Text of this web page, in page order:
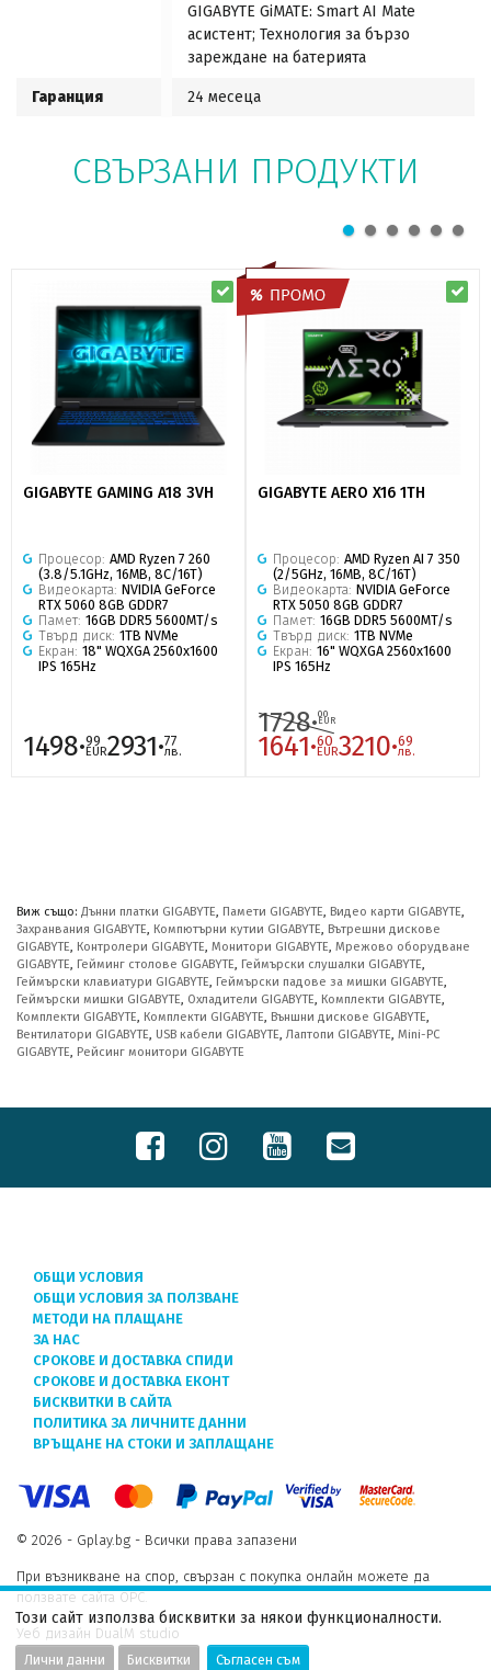
GIGABYTE GiMATE: Smart AI Mate
асистент; Технология за бързо
зареждане на батерията
Гаранция 24 месеца
СВЪРЗАНИ ПРОДУКТИ
GIGABYTE GAMING A18 3VH
Процесор: AMD Ryzen 7 260
(3.8/5.1GHz, 16MB, 8C/16T)
Видеокарта: NVIDIA GeForce
RTX 5060 8GB GDDR7
Памет: 16GB DDR5 5600MT/s
Твърд диск: 1TB NVMe
Екран: 18" WQXGA 2560x1600
IPS 165Hz
1498·99
EUR2931·77
лв.
GIGABYTE AERO X16 1TH
Процесор: AMD Ryzen AI 7 350
(2/5GHz, 16MB, 8C/16T)
Видеокарта: NVIDIA GeForce
RTX 5050 8GB GDDR7
Памет: 16GB DDR5 5600MT/s
Твърд диск: 1TB NVMe
Екран: 16" WQXGA 2560x1600
IPS 165Hz
1728·00
EUR
1641·60
EUR3210·69
лв.
Виж също: Дънни платки GIGABYTE, Памети GIGABYTE, Видео карти GIGABYTE,
Захранвания GIGABYTE, Компютърни кутии GIGABYTE, Вътрешни дискове
GIGABYTE, Контролери GIGABYTE, Монитори GIGABYTE, Мрежово оборудване
GIGABYTE, Гейминг столове GIGABYTE, Геймърски слушалки GIGABYTE,
Геймърски клавиатури GIGABYTE, Геймърски падове за мишки GIGABYTE,
Геймърски мишки GIGABYTE, Охладители GIGABYTE, Комплекти GIGABYTE,
Комплекти GIGABYTE, Комплекти GIGABYTE, Външни дискове GIGABYTE,
Вентилатори GIGABYTE, USB кабели GIGABYTE, Лаптопи GIGABYTE, Mini-PC
GIGABYTE, Рейсинг монитори GIGABYTE
ОБЩИ УСЛОВИЯ
ОБЩИ УСЛОВИЯ ЗА ПОЛЗВАНЕ
МЕТОДИ НА ПЛАЩАНЕ
ЗА НАС
СРОКОВЕ И ДОСТАВКА СПИДИ
СРОКОВЕ И ДОСТАВКА ЕКОНТ
БИСКВИТКИ В САЙТА
ПОЛИТИКА ЗА ЛИЧНИТЕ ДАННИ
ВРЪЩАНЕ НА СТОКИ И ЗАПЛАЩАНЕ
© 2026 - Gplay.bg - Всички права запазени
При възникване на спор, свързан с покупка онлайн можете да
ползвате сайта ОРС.
Уеб дизайн DualM studio
Този сайт използва бисквитки за някои функционалности.
Лични данни Бисквитки Съгласен съм